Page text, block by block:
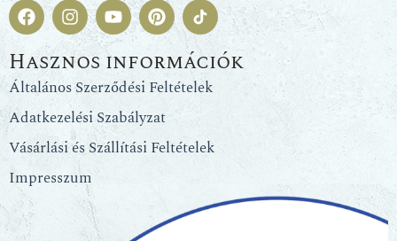
Hasznos információk
Általános Szerződési Feltételek
Adatkezelési Szabályzat
Vásárlási és Szállítási Feltételek
Impresszum